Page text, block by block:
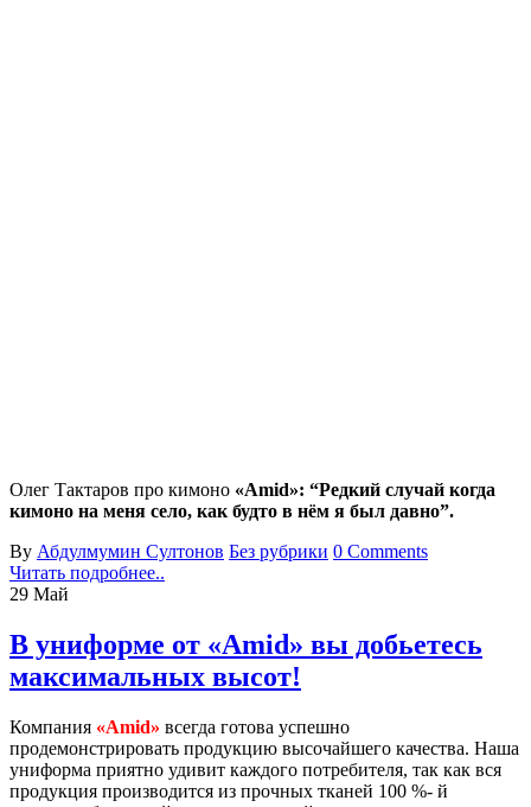
Олег Тактаров про кимоно «Amid»: “Редкий случай когда
кимоно на меня село, как будто в нём я был давно”.
By Абдулмумин Султонов Без рубрики 0 Comments
Читать подробнее..
29 Май
В униформе от «Amid» вы добьетесь
максимальных высот!
Компания «Amid» всегда готова успешно
продемонстрировать продукцию высочайшего качества. Наша
униформа приятно удивит каждого потребителя, так как вся
продукция производится из прочных тканей 100 %- й